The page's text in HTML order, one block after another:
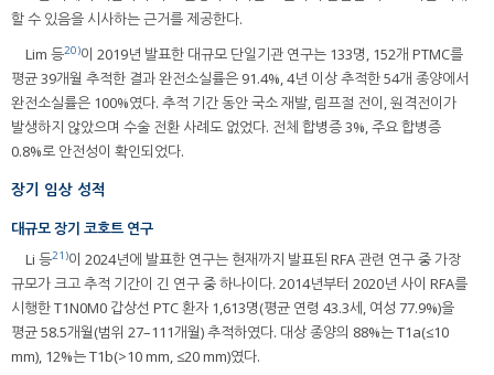
할 수 있음을 시사하는 근거를 제공한다.
Lim 등20)이 2019년 발표한 대규모 단일기관 연구는 133명, 152개 PTMC를
평균 39개월 추적한 결과 완전소실률은 91.4%, 4년 이상 추적한 54개 종양에서
완전소실률은 100%였다. 추적 기간 동안 국소 재발, 림프절 전이, 원격전이가
발생하지 않았으며 수술 전환 사례도 없었다. 전체 합병증 3%, 주요 합병증
0.8%로 안전성이 확인되었다.
장기 임상 성적
대규모 장기 코호트 연구
Li 등21)이 2024년에 발표한 연구는 현재까지 발표된 RFA 관련 연구 중 가장
규모가 크고 추적 기간이 긴 연구 중 하나이다. 2014년부터 2020년 사이 RFA를
시행한 T1N0M0 갑상선 PTC 환자 1,613명(평균 연령 43.3세, 여성 77.9%)을
평균 58.5개월(범위 27–111개월) 추적하였다. 대상 종양의 88%는 T1a(≤10
mm), 12%는 T1b(>10 mm, ≤20 mm)였다.